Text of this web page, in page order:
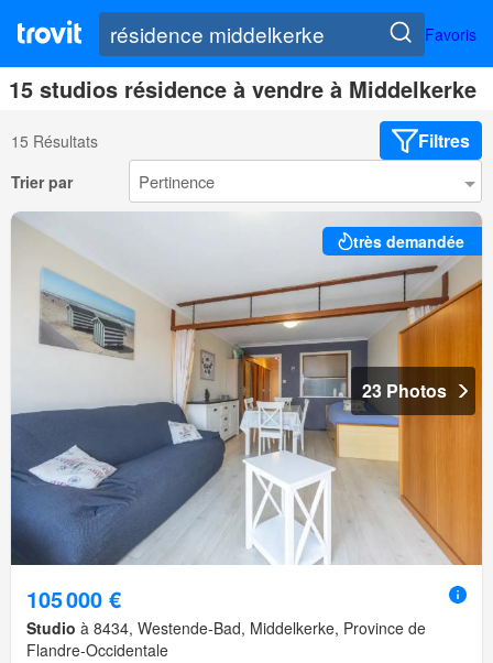
Favoris
15 studios résidence à vendre à Middelkerke
15 Résultats Filtres
Trier par
très demandée
23 Photos
105 000 €
Studio à 8434, Westende-Bad, Middelkerke, Province de
Flandre-Occidentale